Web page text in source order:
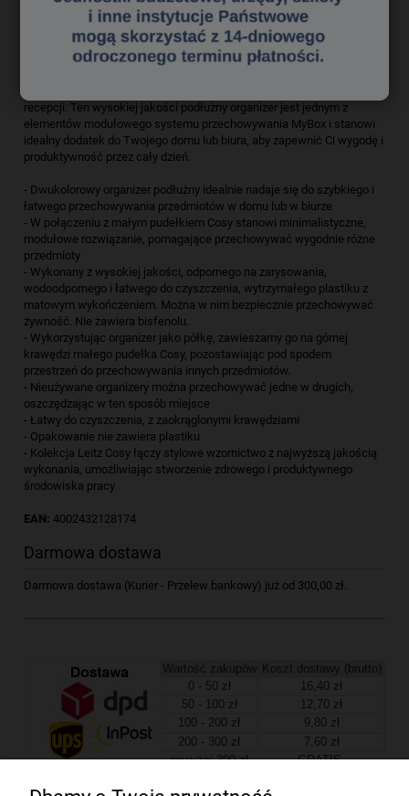
wszystkich mniejszych akcesoriów, takich jak długopisy, artykuły
biurowe, czy kosmetyki do makijażu. Leitz MyBox posiada certyfikat
Food Safe i nadaje się do przechowywania ciepłej i zimnej żywności,
można go wykorzystać także do przechowywania herbaty, kawy,
recepcji. Ten wysokiej jakości podłużny organizer jest jednym z
elementów modułowego systemu przechowywania MyBox i stanowi
idealny dodatek do Twojego domu lub biura, aby zapewnić Ci wygodę i
produktywność przez cały dzień.
- Dwukolorowy organizer podłużny idealnie nadaje się do szybkiego i
łatwego przechowywania przedmiotów w domu lub w biurze
- W połączeniu z małym pudełkiem Cosy stanowi minimalistyczne,
modułowe rozwiązanie, pomagające przechowywać wygodnie różne
przedmioty
- Wykonany z wysokiej jakości, odpornego na zarysowania,
wodoodpornego i łatwego do czyszczenia, wytrzymałego plastiku z
matowym wykończeniem. Można w nim bezpiecznie przechowywać
żywność. Nie zawiera bisfenolu.
- Wykorzystując organizer jako półkę, zawieszamy go na górnej
krawędzi małego pudełka Cosy, pozostawiając pod spodem
przestrzeń do przechowywania innych przedmiotów.
- Nieużywane organizery można przechowywać jedne w drugich,
oszczędzając w ten sposób miejsce
- Łatwy do czyszczenia, z zaokrąglonymi krawędziami
- Opakowanie nie zawiera plastiku
- Kolekcja Leitz Cosy łączy stylowe wzornictwo z najwyższą jakością
wykonania, umożliwiając stworzenie zdrowego i produktywnego
środowiska pracy
EAN: 4002432128174
Darmowa dostawa
Darmowa dostawa (Kurier - Przelew bankowy) już od 300,00 zł.
Wartość zakupów
Koszt dostawy (brutto)
0 - 50 zł
16,40 zł
50 - 100 zł
12,70 zł
100 - 200 zł
9,80 zł
200 - 300 zł
7,60 zł
powyżej 300 zł
GRATIS